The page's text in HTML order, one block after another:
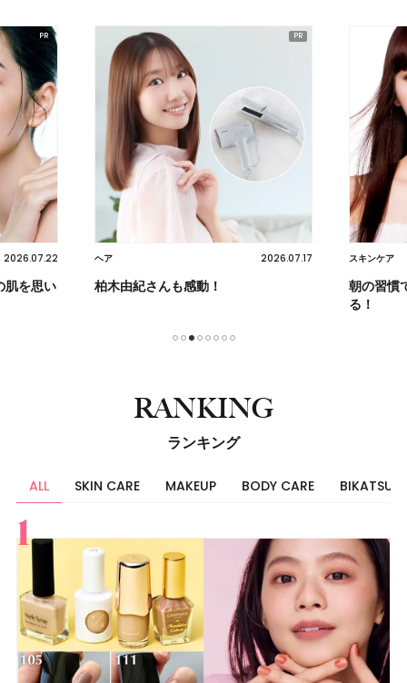
2026.07.22
肌を思い
ヘア 2026.07.17
柏木由紀さんも感動！
スキンケア
朝の習慣
る！
RANKING
ランキング
ALL SKIN CARE MAKEUP BODY CARE BIKATSU
すべて
スキンケア
メイク
ボディケア
美活
ヘア
ライフスタイル
ビューティーズ